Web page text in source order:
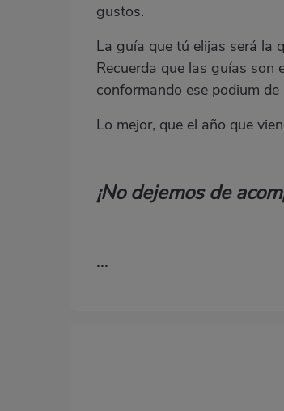
gustos.
La guía que tú elijas será la
Recuerda que las guías son
conformando ese podium
Lo mejor, que el año que
¡No dejemos de
...